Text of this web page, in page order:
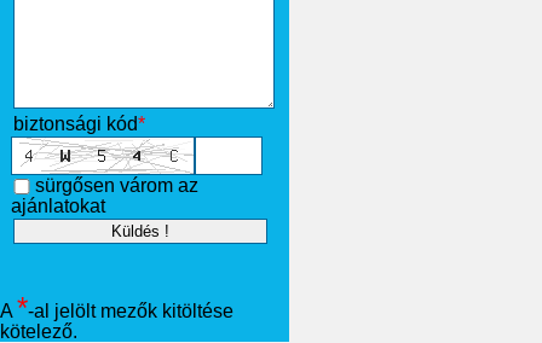
biztonsági kód*
sürgősen várom az
ajánlatokat
A *-al jelölt mezők kitöltése
kötelező.